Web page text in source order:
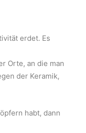
erdet. Es
Orte, an die man
der Keramik,
habt, dann